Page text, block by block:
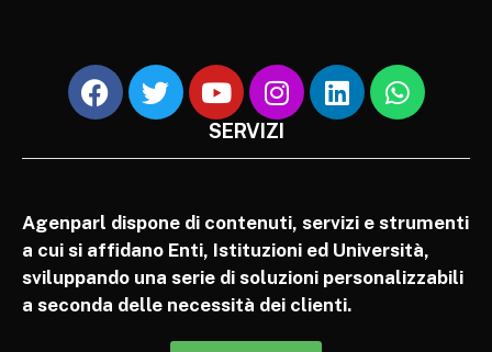
SERVIZI
Agenparl dispone di contenuti, servizi e strumenti
a cui si affidano Enti, Istituzioni ed Università,
sviluppando una serie di soluzioni personalizzabili
a seconda delle necessità dei clienti.